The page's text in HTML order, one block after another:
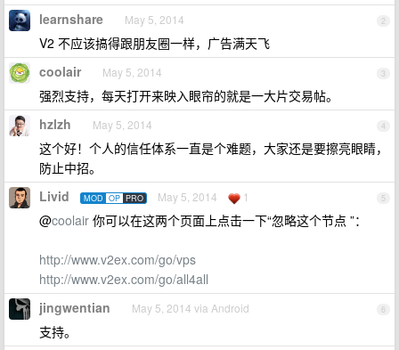
2
learnshare May 5, 2014
V2 不应该搞得跟朋友圈一样，广告满天飞
3
coolair May 5, 2014
强烈支持，每天打开来映入眼帘的就是一大片交易帖。
4
hzlzh May 5, 2014
这个好！个人的信任体系一直是个难题，大家还是要擦亮眼睛，
防止中招。
5
Livid MOD OP PRO May 5, 2014 1
@coolair 你可以在这两个页面上点击一下“忽略这个节点 ”：
http://www.v2ex.com/go/vps
http://www.v2ex.com/go/all4all
6
jingwentian May 5, 2014 via Android
支持。